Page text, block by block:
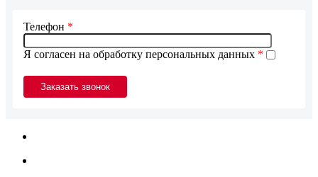
Я согласен на обработку персональных данных *
Телефон *